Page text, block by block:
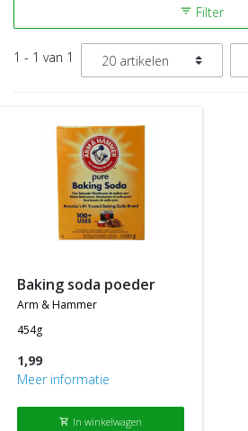
filter_list Filter
1 - 1 van 1
baking soda poeder
arm & hammer
454g
1,99
Meer informatie
shopping_cart In winkelwagen